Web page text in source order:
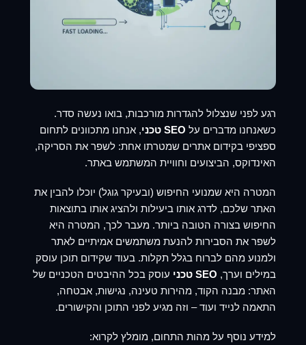
רגע לפני שנצלול להגדרות מורכבות, בואו נעשה סדר.
כשאנחנו מדברים על SEO טכני
, אנחנו מתכוונים לתחום
ספציפי בקידום אתרים שמטרתו אחת: לשפר את הסריקה,
האינדוקס, הביצועים וחוויית המשתמש באתר.
המטרה היא שמנועי החיפוש (ובעיקר גוגל) יוכלו להבין את
האתר שלכם, לדרג אותו ביעילות ולהציג אותו בתוצאות
החיפוש בצורה הטובה ביותר. מעבר לכך, המטרה היא
לשפר את הסבירות להנעת משתמשים אמיתיים לאתר
ולמנוע מהם לברוח בגלל תקלות. בעוד שקידום תוכן עוסק
במילים וערך, SEO טכני
עוסק בכל ההיבטים הטכניים של
האתר: מבנה הקוד, מהירות טעינה, נגישות, אבטחה,
התאמה לנייד ועוד – וזה מגיע לפני התוכן והקישורים.
למידע נוסף על מהות התחום, מומלץ לקרוא: